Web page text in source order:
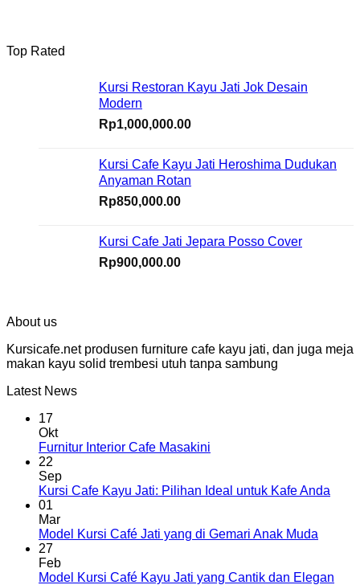
Top Rated
Kursi Restoran Kayu Jati Jok Desain
Modern
Rp1,000,000.00
Kursi Cafe Kayu Jati Heroshima Dudukan
Anyaman Rotan
Rp850,000.00
Kursi Cafe Jati Jepara Posso Cover
Rp900,000.00
About us
Kursicafe.net produsen furniture cafe kayu jati, dan juga meja
makan kayu solid trembesi utuh tanpa sambung
Latest News
17
Okt
Furnitur Interior Cafe Masakini
22
Sep
Kursi Cafe Kayu Jati: Pilihan Ideal untuk Kafe Anda
01
Mar
Model Kursi Café Jati yang di Gemari Anak Muda
27
Feb
Model Kursi Café Kayu Jati yang Cantik dan Elegan